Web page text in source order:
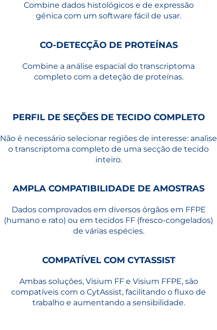
Combine dados histológicos e de expressão
génica com um software fácil de usar.
CO-DETECÇÃO DE PROTEÍNAS
Combine a análise espacial do transcriptoma
completo com a deteção de proteínas.
PERFIL DE SEÇÕES DE TECIDO COMPLETO
Não é necessário selecionar regiões de interesse: analise
o transcriptoma completo de uma secção de tecido
inteiro.
AMPLA COMPATIBILIDADE DE AMOSTRAS
Dados comprovados em diversos órgãos em FFPE
(humano e rato) ou em tecidos FF (fresco-congelados)
de várias espécies.
COMPATÍVEL COM CYTASSIST
Ambas soluções, Visium FF e Visium FFPE, são
compatíveis com o CytAssist, facilitando o fluxo de
trabalho e aumentando a sensibilidade.